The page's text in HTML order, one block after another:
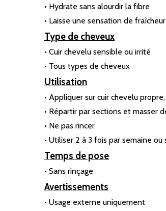
• Hydrate sans alourdir la fibre
• Laisse une sensation de
Type de cheveux
• Cuir chevelu sensible ou irrité
• Tous types de cheveux
Utilisation
• Appliquer sur cuir chevelu
• Répartir par sections et masser
• Ne pas rincer
• Utiliser 2 à 3 fois par semaine
Temps de pose
• Sans rinçage
Avertissements
• Usage externe uniquement